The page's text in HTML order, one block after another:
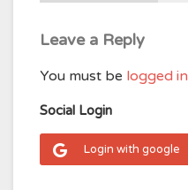
Leave a Reply
You must be logged in
Social Login
Login with google